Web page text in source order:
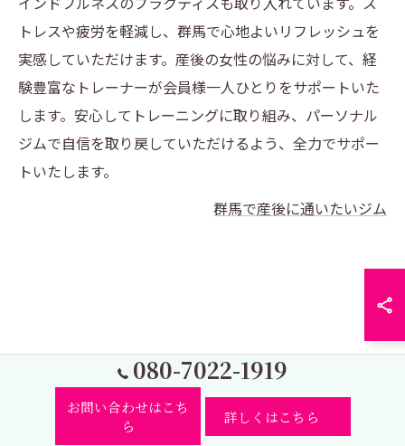
トレスや疲労を軽減し、群馬で心地よいリフレッシュを
実感していただけます。産後の女性の悩みに対して、経
験豊富なトレーナーが会員様一人ひとりをサポートいた
します。安心してトレーニングに取り組み、パーソナル
ジムで自信を取り戻していただけるよう、全力でサポー
トいたします。
群馬で産後に通いたいジム
080-7022-1919
お問い合わせはこち
ら
詳しくはこちら